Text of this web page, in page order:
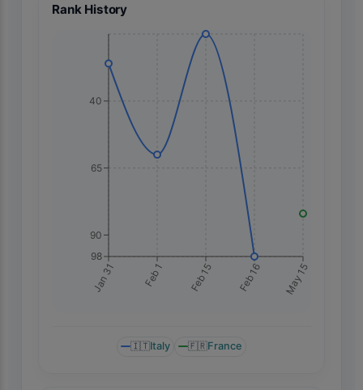
Rank History
Jan 31 Feb 1 Feb 15 Feb 16 May 15
40
65
90
98
🇮🇹Italy 🇫🇷France